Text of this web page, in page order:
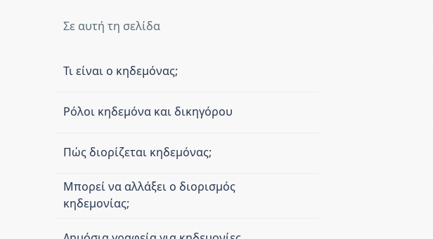
Σε αυτή τη σελίδα
Τι είναι ο κηδεμόνας;
Ρόλοι κηδεμόνα και δικηγόρου
Πώς διορίζεται κηδεμόνας;
Μπορεί να αλλάξει ο διορισμός
κηδεμονίας;